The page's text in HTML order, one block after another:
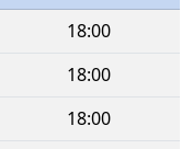
18:00
18:00
18:00